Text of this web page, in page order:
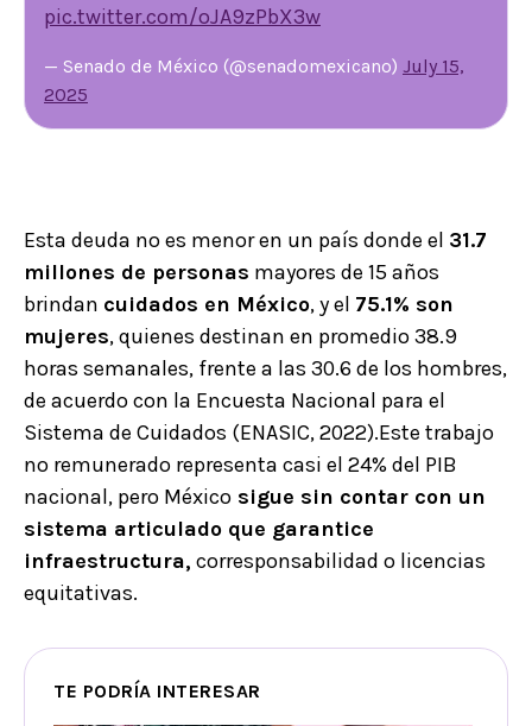
pic.twitter.com/oJA9zPbX3w
— Senado de México (@senadomexicano) July 15,
2025
Esta deuda no es menor en un país donde el 31.7
millones de personas mayores de 15 años
brindan cuidados en México, y el 75.1% son
mujeres, quienes destinan en promedio 38.9
horas semanales, frente a las 30.6 de los hombres,
de acuerdo con la Encuesta Nacional para el
Sistema de Cuidados (ENASIC, 2022).Este trabajo
no remunerado representa casi el 24% del PIB
nacional, pero México sigue sin contar con un
sistema articulado que garantice
infraestructura, corresponsabilidad o licencias
equitativas.
TE PODRÍA INTERESAR